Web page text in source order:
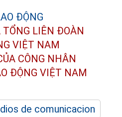
TỔNG LIÊN ĐOÀN
VIỆT NAM
CÔNG NHÂN
ĐỘNG VIỆT NAM
de comunicacion